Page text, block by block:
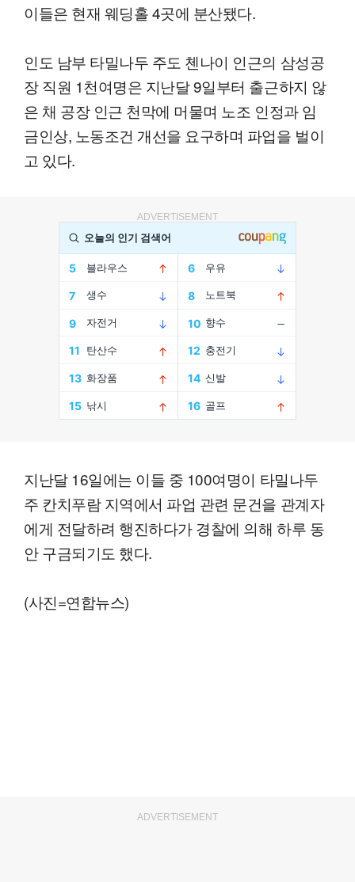
이들은 현재 웨딩홀 4곳에 분산됐다.
인도 남부 타밀나두 주도 첸나이 인근의 삼성공
장 직원 1천여명은 지난달 9일부터 출근하지 않
은 채 공장 인근 천막에 머물며 노조 인정과 임
금인상, 노동조건 개선을 요구하며 파업을 벌이
고 있다.
ADVERTISEMENT
지난달 16일에는 이들 중 100여명이 타밀나두
주 칸치푸람 지역에서 파업 관련 문건을 관계자
에게 전달하려 행진하다가 경찰에 의해 하루 동
안 구금되기도 했다.
(사진=연합뉴스)
ADVERTISEMENT